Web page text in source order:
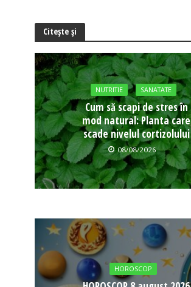
Citește și
NUTRITIE SANATATE
Cum să scapi de stres în
mod natural: Planta care
scade nivelul cortizolului
08/08/2026
HOROSCOP